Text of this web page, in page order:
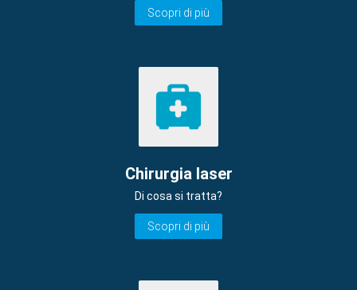
Scopri di più
Chirurgia laser
Di cosa si tratta?
Scopri di più